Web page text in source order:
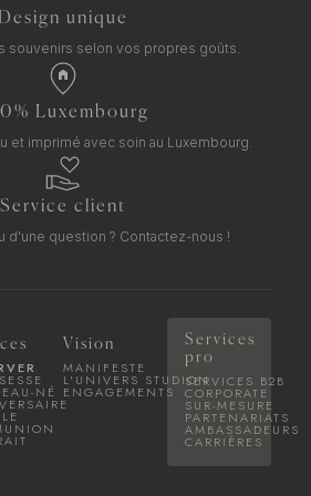
Design unique
souvenirs selon vos propres goûts.
Luxembourg
et imprimé avec soin au Luxembourg.
Service client
d'une question ? Contactez-nous !
NÉ
Vision
MANIFESTE
L'UNIVERS STUDION
ENGAGEMENTS
Services
pro
SERVICES B2B
CORPORATE
SUR-MESURE
PARTENARIATS
AMBASSADEURS
CARRIÈRES